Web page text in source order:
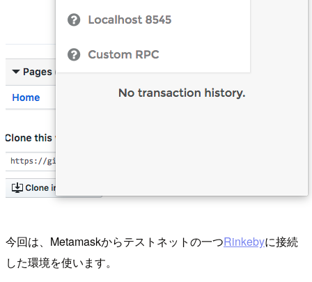
今回は、Metamaskからテストネットの一つRinkebyに接続
した環境を使います。